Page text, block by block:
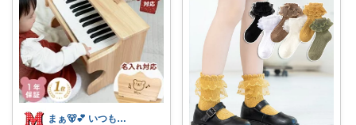
まぁ🐻💕 いつもありがとう💓